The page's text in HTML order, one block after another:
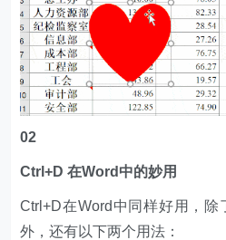
02
Ctrl+D 在Word中的妙用
Ctrl+D在Word中同样好用，
外，还有以下两个用法：